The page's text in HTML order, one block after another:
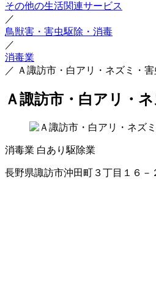
その他の生活関連サービス
／
鳥獣害・害虫駆除・消毒
／
消毒業
／ Ａ諏訪市・白アリ・ネズミ・
Ａ諏訪市・白アリ・
消毒業 白あり駆除業
長野県諏訪市沖田町３丁目１６－